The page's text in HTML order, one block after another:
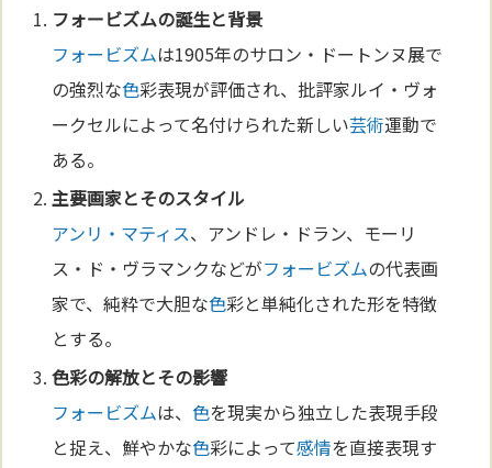
フォービズムの誕生と背景
フォービズムは1905年のサロン・ドートンヌ展で
の強烈な色彩表現が評価され、批評家ルイ・ヴォ
ークセルによって名付けられた新しい芸術運動で
ある。
主要画家とそのスタイル
アンリ・マティス、アンドレ・ドラン、モーリ
ス・ド・ヴラマンクなどがフォービズムの代表画
家で、純粋で大胆な色彩と単純化された形を特徴
とする。
色彩の解放とその影響
フォービズムは、色を現実から独立した表現手段
と捉え、鮮やかな色彩によって感情を直接表現す